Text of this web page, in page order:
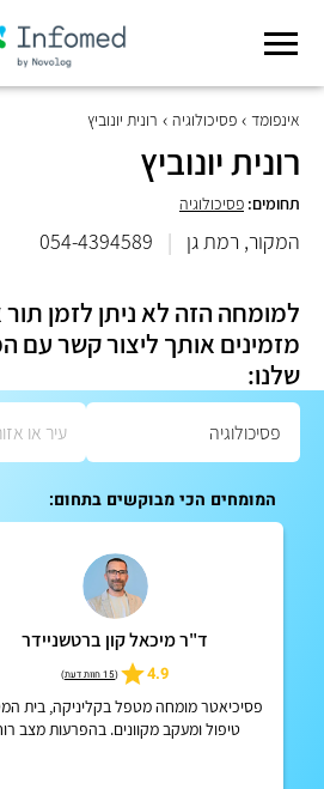
אינפומד פסיכולוגיה רונית יונוביץ
רונית יונוביץ
תחומים: פסיכולוגיה
המקור, רמת גן |
054-4394589
למומחה הזה לא ניתן לזמן
מזמינים אותך ליצור קשר עם
שלנו:
המומחים הכי מבוקשים בתחום:
ד"ר מיכאל קון ברטשניידר
4.9
(15 חוות דעת )
פסיכיאטר מומחה מטפל בקליניקה, בית
טיפול ומעקב מקוונים. בהפרעות מצב